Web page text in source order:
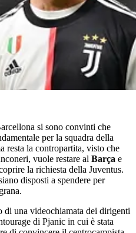
si sono convinti che
per la squadra della
resta la contropartita, visto che
vuole restare al Barça e
la richiesta della Juventus.
disposti a spendere per
di una videochiamata dei dirigenti
di Pjanic in cui è stata